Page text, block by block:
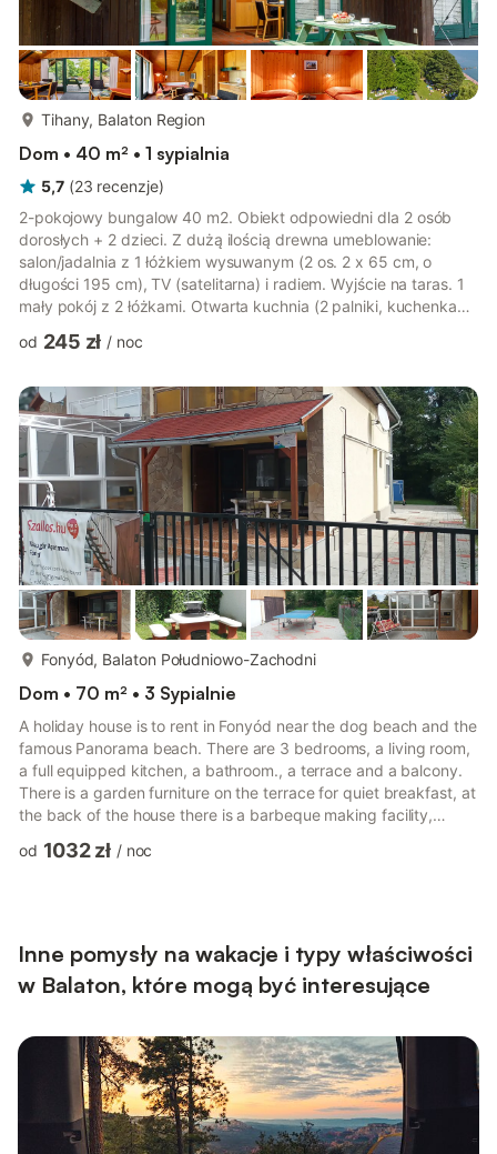
Tihany, Balaton Region
Dom • 40 m² • 1 sypialnia
5,7 (23 recenzje)
2-pokojowy bungalow 40 m2. Obiekt odpowiedni dla 2 osób
dorosłych + 2 dzieci. Z dużą ilością drewna umeblowanie:
salon/jadalnia z 1 łóżkiem wysuwanym (2 os. 2 x 65 cm, o
długości 195 cm), TV (satelitarna) i radiem. Wyjście na taras. 1
mały pokój z 2 łóżkami. Otwarta kuchnia (2 palniki, kuchenka
Taras. Meble ogrodowe. Do dyspozycji: telefon. Internet
(ogrodzony). Odpowiedni dla rodzin. Max. 1 zwierzak/pies.
Oferta przeznaczona tylko dla maksymalnie 2 osób dorosłych
oraz 2 dzieci poniżej 10 l...
od 245 zł / noc
Fonyód, Balaton Południowo-Zachodni
Dom • 70 m² • 3 Sypialnie
A holiday house is to rent in Fonyód near the dog beach and the
famous Panorama beach. There are 3 bedrooms, a living room,
a full equipped kitchen, a bathroom., a terrace and a balcony.
There is a garden furniture on the terrace for quiet breakfast, at
the back of the house there is a barbeque making facility,
bored. There are 10 beaches for 4 kms along the lake Balaton.
od 1032 zł / noc
Inne pomysły na wakacje i typy właściwości
w Balaton, które mogą być interesujące